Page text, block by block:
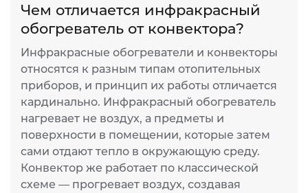
Чем отличается инфракрасный
обогреватель от конвектора?
Инфракрасные обогреватели и конвекторы
относятся к разным типам отопительных
приборов, и принцип их работы отличается
кардинально. Инфракрасный обогреватель
нагревает не воздух, а предметы и
поверхности в помещении, которые затем
сами отдают тепло в окружающую среду.
Конвектор же работает по классической
схеме — прогревает воздух, создавая